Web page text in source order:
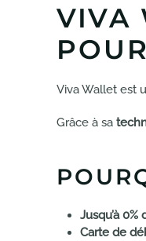
VIVA
Viva Wallet est
Grâce à sa
Jusqu’à
Carte de